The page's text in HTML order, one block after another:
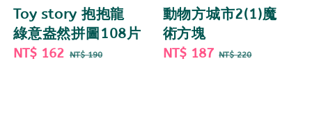
Toy story 抱抱龍
綠意盎然拼圖108片
Sale
NT$ 162 Regular
NT$ 190
動物方城市2(1)魔
術方塊
Sale
NT$ 187 Regular
NT$ 220